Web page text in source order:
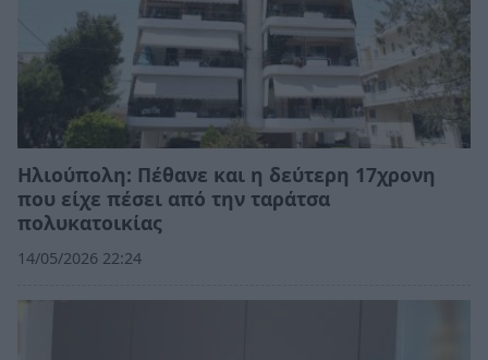
Ηλιούπολη: Πέθανε και η δεύτερη 17χρονη
που είχε πέσει από την ταράτσα
πολυκατοικίας
14/05/2026 22:24